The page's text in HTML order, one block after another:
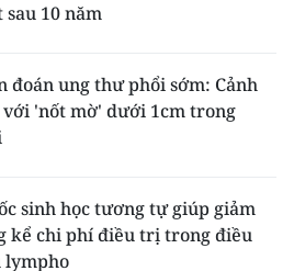
nghệ
sau 10 năm
đoán ung thư phổi sớm: Cảnh
với 'nốt mờ' dưới 1cm trong
sinh học tương tự giúp giảm
kể chi phí điều trị trong điều